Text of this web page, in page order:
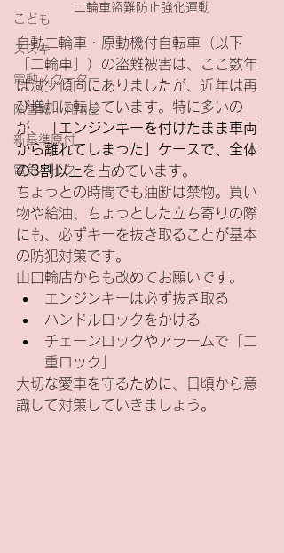
こども
スズキ
電動スクーター
除雪機・汎用品
新基準原付
電気バイク
二輪車盗難防止強化運動
自動二輪車・原動機付自転車（以下
「二輪車」）の盗難被害は、ここ数年
は減少傾向にありましたが、近年は再
び増加に転じています。特に多いの
が、
「エンジンキーを付けたまま車両
から離れてしまった」ケースで、全体
の3割以上 を占めています。
ちょっとの時間でも油断は禁物。買い
物や給油、ちょっとした立ち寄りの際
にも、必ずキーを抜き取ることが基本
の防犯対策です。
山口輪店からも改めてお願いです。
エンジンキーは必ず抜き取る
ハンドルロックをかける
チェーンロックやアラームで「二
重ロック」
大切な愛車を守るために、日頃から意
識して対策していきましょう。